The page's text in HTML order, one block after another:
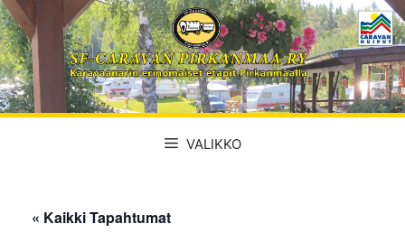
Siirry
sisältöön
VALIKKO
« Kaikki Tapahtumat